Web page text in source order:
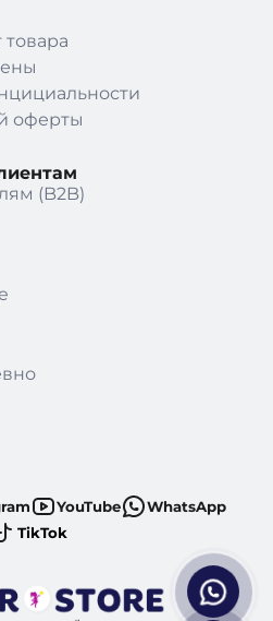
товара
оферты
(B2B)
YouTube
WhatsApp
TikTok